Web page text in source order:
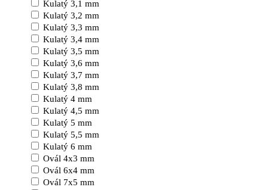
Kulatý 3,1 mm
Kulatý 3,2 mm
Kulatý 3,3 mm
Kulatý 3,4 mm
Kulatý 3,5 mm
Kulatý 3,6 mm
Kulatý 3,7 mm
Kulatý 3,8 mm
Kulatý 4 mm
Kulatý 4,5 mm
Kulatý 5 mm
Kulatý 5,5 mm
Kulatý 6 mm
Ovál 4x3 mm
Ovál 6x4 mm
Ovál 7x5 mm